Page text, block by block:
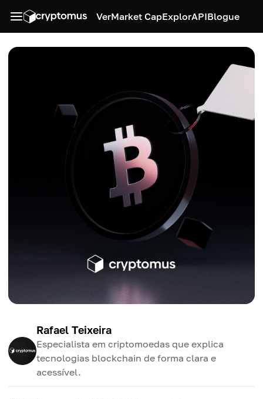
VerMarket CapExplorAPIBlogue
Rafael Teixeira
Especialista em criptomoedas que explica
tecnologias blockchain de forma clara e
acessível.